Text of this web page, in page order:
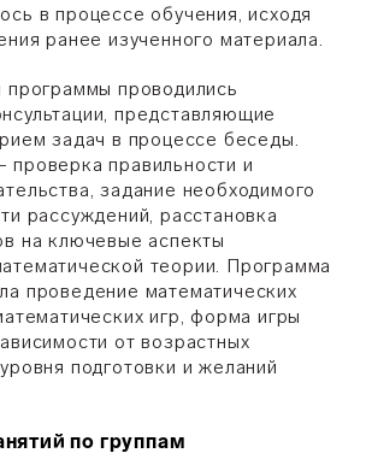
в процессе обучения, исходя
ранее изученного материала.
программы проводились
представляющие
задач в процессе беседы.
правильности и
задание необходимого
рассуждений, расстановка
на ключевые аспекты
теории. Программа
проведение математических
игр, форма игры
от возрастных
подготовки и желаний
по группам